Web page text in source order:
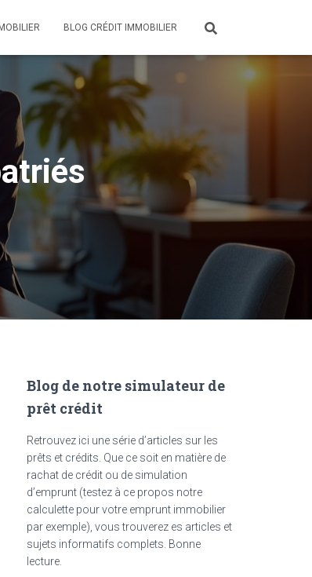
BLOG CRÉDIT IMMOBILIER
Blog de notre simulateur de
prêt crédit
Retrouvez ici une série d’articles sur les
prêts et crédits. Que ce soit en matière de
rachat de crédit ou de simulation
d’emprunt (testez à ce propos notre
calculette pour votre emprunt immobilier
par exemple), vous trouverez es articles et
sujets informatifs complets. Bonne
lecture.